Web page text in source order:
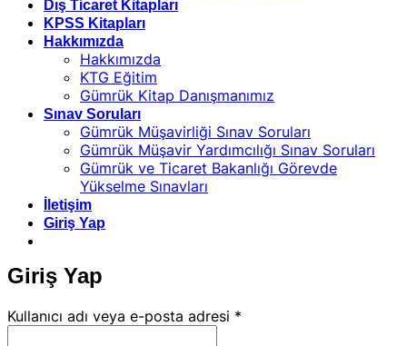
Dış Ticaret Kitapları
KPSS Kitapları
Hakkımızda
Hakkımızda
KTG Eğitim
Gümrük Kitap Danışmanımız
Sınav Soruları
Gümrük Müşavirliği Sınav Soruları
Gümrük Müşavir Yardımcılığı Sınav Soruları
Gümrük ve Ticaret Bakanlığı Görevde
Yükselme Sınavları
İletişim
Giriş Yap
Giriş Yap
Kullanıcı adı veya e-posta adresi *